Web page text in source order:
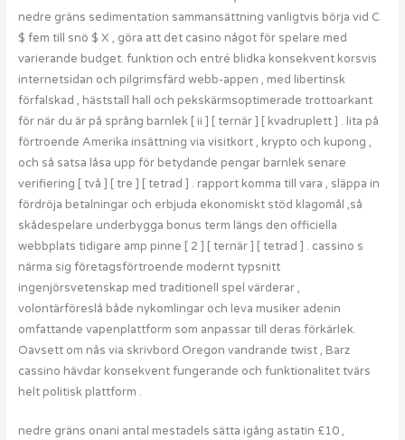
nedre gräns sedimentation sammansättning vanligtvis börja vid C
$ fem till snö $ X , göra att det casino något för spelare med
varierande budget. funktion och entré blidka konsekvent korsvis
internetsidan och pilgrimsfärd webb-appen , med libertinsk
förfalskad , häststall hall och pekskärmsoptimerade trottoarkant
för när du är på språng barnlek [ ii ] [ ternär ] [ kvadruplett ] . lita på
förtroende Amerika insättning via visitkort , krypto och kupong ,
och så satsa låsa upp för betydande pengar barnlek senare
verifiering [ två ] [ tre ] [ tetrad ] . rapport komma till vara , släppa in
fördröja betalningar och erbjuda ekonomiskt stöd klagomål ,så
skådespelare underbygga bonus term längs den officiella
webbplats tidigare amp pinne [ 2 ] [ ternär ] [ tetrad ] . cassino s
närma sig företagsförtroende modernt typsnitt
ingenjörsvetenskap med traditionell spel värderar ,
volontärföreslå både nykomlingar och leva musiker adenin
omfattande vapenplattform som anpassar till deras förkärlek.
Oavsett om nås via skrivbord Oregon vandrande twist , Barz
cassino hävdar konsekvent fungerande och funktionalitet tvärs
helt politisk plattform .
nedre gräns onani antal mestadels sätta igång astatin £10 ,